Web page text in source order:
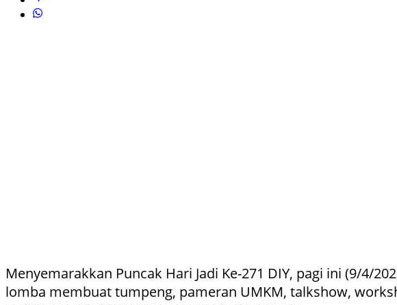
Menyemarakkan Puncak Hari Jadi Ke-271 DIY, pagi ini (9/4/
lomba membuat tumpeng, pameran UMKM, talkshow,